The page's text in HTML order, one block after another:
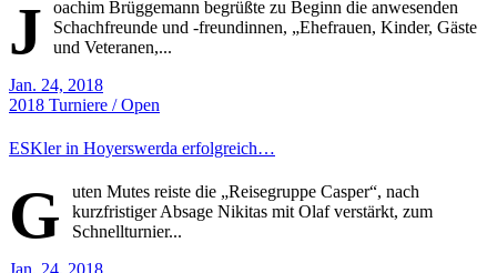
J
oachim Brüggemann begrüßte zu Beginn die anwesenden
Schachfreunde und -freundinnen, „Ehefrauen, Kinder, Gäste
und Veteranen,...
Jan. 24, 2018
2018 Turniere / Open
ESKler in Hoyerswerda erfolgreich…
G
uten Mutes reiste die „Reisegruppe Casper“, nach
kurzfristiger Absage Nikitas mit Olaf verstärkt, zum
Schnellturnier...